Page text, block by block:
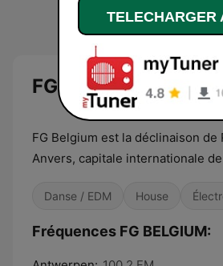
FG BELGIUM
FG Belgium est la déclinaison de
Anvers, capitale internationale
Danse / EDM House
Fréquences FG BELGIUM:
TELECHARGER